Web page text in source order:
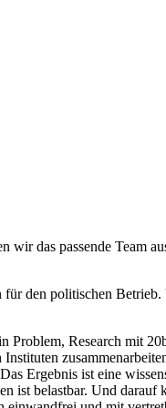
das passende Team
den politischen
Research mit
Ergebnis ist eine
ist belastbar. Und